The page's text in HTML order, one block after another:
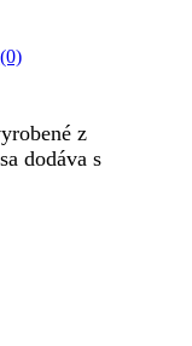
z
dodáva s